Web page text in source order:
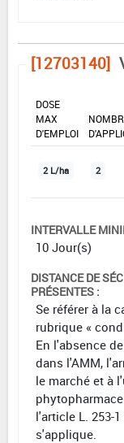
[12703140]
DOSE
MAX
D'EMPLOI
2 L/ha 2
INTERVALLE
10 Jour(s)
DISTANCE DE
PRÉSENTES :
Se référer à la
rubrique «
En l'absence
dans l'AMM,
le marché et à
l'article L. 253-
s'applique.